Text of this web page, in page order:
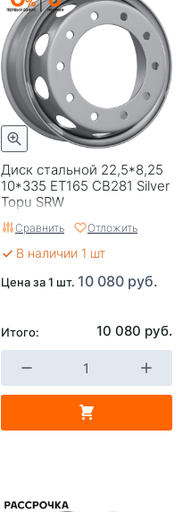
Диск стальной 22,5*8,25
10*335 ET165 CB281 Silver
Topu SRW
Сравнить Отложить
В наличии 1 шт
Цена за 1 шт. 10 080 руб.
Итого: 10 080 руб.